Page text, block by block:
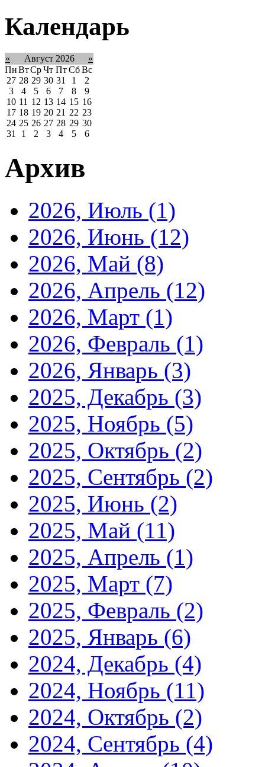
Календарь
« Август 2026
»
ПнВтСрЧт Пт Сб Вс
27 28 29 30 31 1
2
3
4 5 6 7 8
9
10 11 12 13 14 15 16
17 18 19 20 21 22 23
24 25 26 27 28 29 30
31
1 2 3 4 5 6
Архив
2026, Июль (1)
2026, Июнь (12)
2026, Май (8)
2026, Апрель (12)
2026, Март (1)
2026, Февраль (1)
2026, Январь (3)
2025, Декабрь (3)
2025, Ноябрь (5)
2025, Октябрь (2)
2025, Сентябрь (2)
2025, Июнь (2)
2025, Май (11)
2025, Апрель (1)
2025, Март (7)
2025, Февраль (2)
2025, Январь (6)
2024, Декабрь (4)
2024, Ноябрь (11)
2024, Октябрь (2)
2024, Сентябрь (4)